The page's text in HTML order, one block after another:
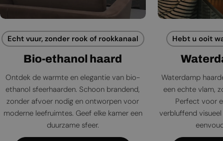
Echt vuur, zonder rook of rookkanaal
Bio-ethanol haard
Ontdek de warmte en elegantie van bio-
ethanol sfeerhaarden. Schoon brandend,
zonder afvoer nodig en ontworpen voor
moderne leefruimtes. Geef elke kamer een
duurzame sfeer.
Hebt u ooit
Waterdamp
een echte vlam,
Perfect voor
verbluffend